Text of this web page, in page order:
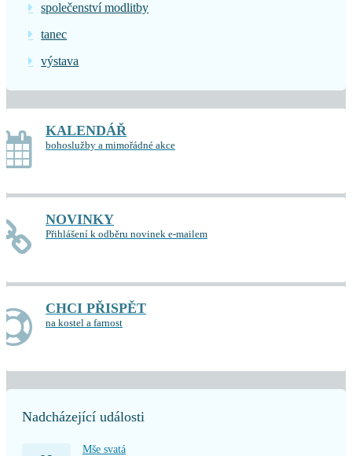
společenství modlitby
tanec
výstava
KALENDÁŘ
bohoslužby a mimořádné akce
NOVINKY
Přihlášení k odběru novinek e-mailem
CHCI PŘISPĚT
na kostel a farnost
Nadcházející události
Mše svatá